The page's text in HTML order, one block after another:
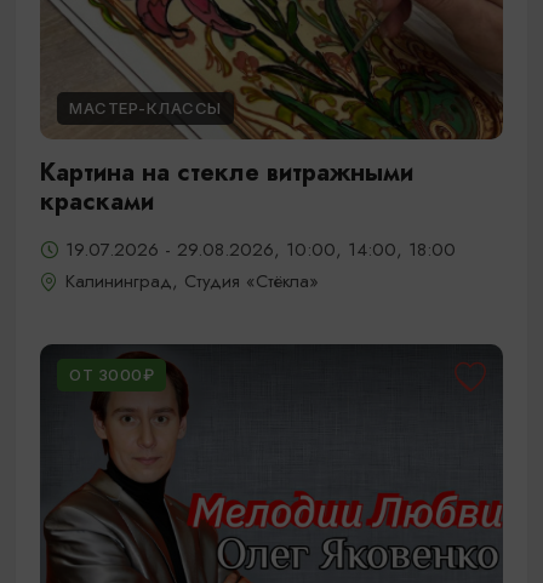
МАСТЕР-КЛАССЫ
Картина на стекле витражными
красками
19.07.2026 - 29.08.2026, 10:00, 14:00, 18:00
Калининград, Студия «Стёкла»
ОТ 3000₽